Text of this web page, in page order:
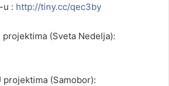
u : http://tiny.cc/qec3by
projektima (Sveta Nedelja):
projektima (Samobor):